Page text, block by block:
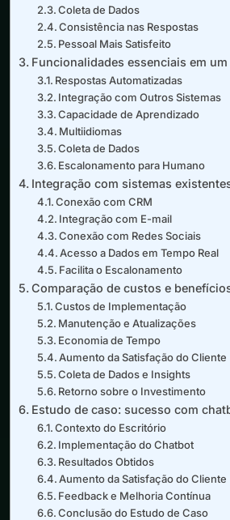
Coleta de Dados
Consistência nas Respostas
Pessoal Mais Satisfeito
Funcionalidades essenciais em
Respostas Automatizadas
Integração com Outros Sistemas
Capacidade de Aprendizado
Multiidiomas
Coleta de Dados
Escalonamento para Humano
Integração com sistemas
Conexão com CRM
Integração com E-mail
Conexão com Redes Sociais
Acesso a Dados em Tempo Real
Facilita o Escalonamento
Comparação de custos e
Custos de Implementação
Manutenção e Atualizações
Economia de Tempo
Aumento da Satisfação do Cliente
Coleta de Dados e Insights
Retorno sobre o Investimento
Estudo de caso: sucesso com
Contexto do Escritório
Implementação do Chatbot
Resultados Obtidos
Aumento da Satisfação do Cliente
Feedback e Melhoria Contínua
Conclusão do Estudo de Caso